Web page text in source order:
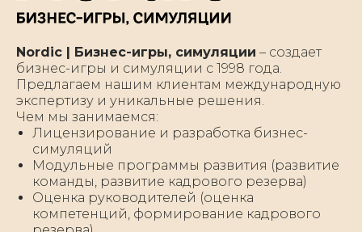
Nordic | Бизнес-игры, cимуляции – создает
бизнес-игры и симуляции с 1998 года.
Предлагаем нашим клиентам международную
экспертизу и уникальные решения.
Чем мы занимаемся:
Лицензирование и разработка бизнес-
симуляций
Модульные программы развития (развитие
команды, развитие кадрового резерва)
Оценка руководителей (оценка
компетенций, формирование кадрового